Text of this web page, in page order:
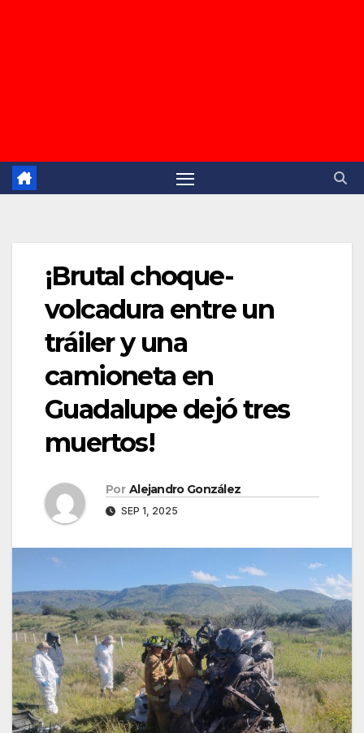
¡Brutal choque-
volcadura entre un
tráiler y una
camioneta en
Guadalupe dejó tres
muertos!
Por Alejandro González
SEP 1, 2025